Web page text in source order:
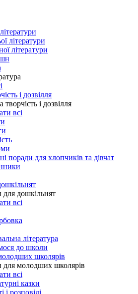
літератури
літератури
і дозвілля
творчість і дозвілля
всі
поради для хлопчиків та дівчат
дошкільнят
всі
література
до школи
школярів
для молодших школярів
всі
казки
і розповіді